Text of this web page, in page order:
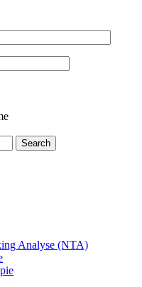
Search
Analyse (NTA)